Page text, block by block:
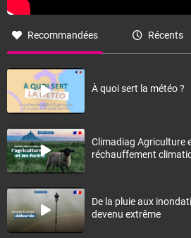
Recommandées Récents
À quoi sert la météo ?
Climadiag Agriculture
réchauffement
De la pluie aux
devenu extrême